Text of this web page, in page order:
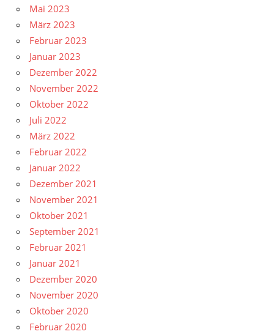
Mai 2023
März 2023
Februar 2023
Januar 2023
Dezember 2022
November 2022
Oktober 2022
Juli 2022
März 2022
Februar 2022
Januar 2022
Dezember 2021
November 2021
Oktober 2021
September 2021
Februar 2021
Januar 2021
Dezember 2020
November 2020
Oktober 2020
Februar 2020